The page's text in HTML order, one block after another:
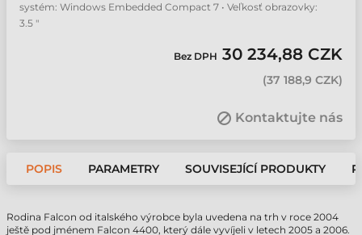
systém: Windows Embedded Compact 7 • Veľkosť obrazovky:
3.5 "
Bez DPH 30 234,88 CZK
(37 188,9 CZK)
Kontaktujte nás
POPIS PARAMETRY SOUVISEJÍCÍ PRODUKTY
Rodina Falcon od italského výrobce byla uvedena na trh v roce 2004
ještě pod jménem Falcon 4400, který dále vyvíjeli v letech 2005 a 2006.